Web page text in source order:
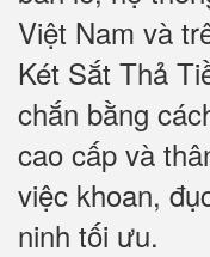
Việt Nam và
Két Sắt Thả
chắn bằng
cao cấp và
việc khoan,
ninh tối ưu.